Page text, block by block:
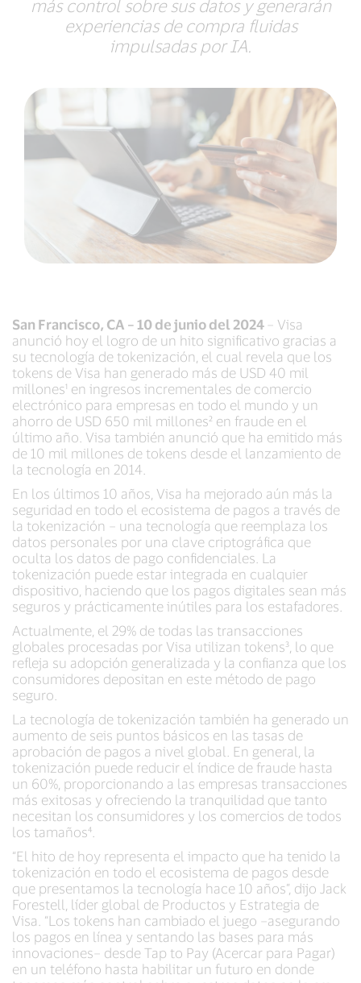
más control sobre sus datos y generarán
experiencias de compra fluidas
impulsadas por IA.
San Francisco, CA – 10 de junio del 2024 – Visa
anunció hoy el logro de un hito significativo gracias a
su tecnología de tokenización, el cual revela que los
tokens de Visa han generado más de USD 40 mil
millones¹ en ingresos incrementales de comercio
electrónico para empresas en todo el mundo y un
ahorro de USD 650 mil millones² en fraude en el
último año. Visa también anunció que ha emitido más
de 10 mil millones de tokens desde el lanzamiento de
la tecnología en 2014.
En los últimos 10 años, Visa ha mejorado aún más la
seguridad en todo el ecosistema de pagos a través de
la tokenización – una tecnología que reemplaza los
datos personales por una clave criptográfica que
oculta los datos de pago confidenciales. La
tokenización puede estar integrada en cualquier
dispositivo, haciendo que los pagos digitales sean más
seguros y prácticamente inútiles para los estafadores.
Actualmente, el 29% de todas las transacciones
globales procesadas por Visa utilizan tokens³, lo que
refleja su adopción generalizada y la confianza que los
consumidores depositan en este método de pago
seguro.
La tecnología de tokenización también ha generado un
aumento de seis puntos básicos en las tasas de
aprobación de pagos a nivel global. En general, la
tokenización puede reducir el índice de fraude hasta
un 60%, proporcionando a las empresas transacciones
más exitosas y ofreciendo la tranquilidad que tanto
necesitan los consumidores y los comercios de todos
los tamaños⁴.
“El hito de hoy representa el impacto que ha tenido la
tokenización en todo el ecosistema de pagos desde
que presentamos la tecnología hace 10 años”, dijo Jack
Forestell, líder global de Productos y Estrategia de
Visa. “Los tokens han cambiado el juego –asegurando
los pagos en línea y sentando las bases para más
innovaciones– desde Tap to Pay (Acercar para Pagar)
en un teléfono hasta habilitar un futuro en donde